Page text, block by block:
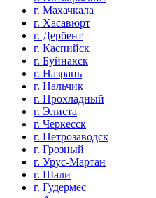
г. Махачкала
г. Хасавюрт
г. Дербент
г. Каспийск
г. Буйнакск
г. Назрань
г. Нальчик
г. Прохладный
г. Элиста
г. Черкесск
г. Петрозаводск
г. Грозный
г. Урус-Мартан
г. Шали
г. Гудермес